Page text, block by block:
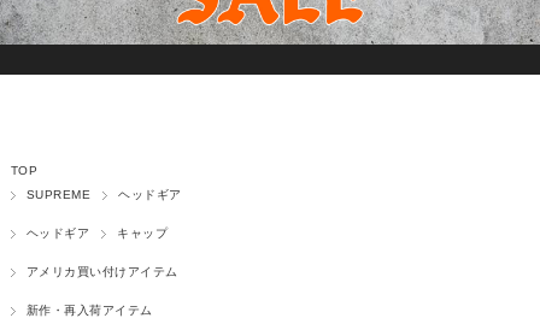
TOP
SUPREME
ヘッドギア
ヘッドギア キャップ
アメリカ買い付けアイテム
新作・再入荷アイテム